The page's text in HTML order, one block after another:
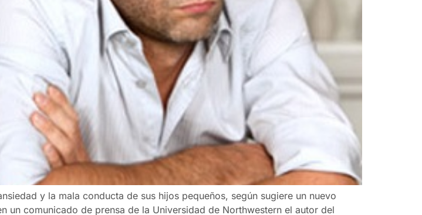
y la mala conducta de sus hijos pequeños, según sugiere un nuevo
comunicado de prensa de la Universidad de Northwestern el autor del